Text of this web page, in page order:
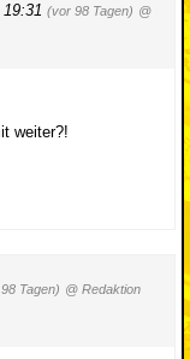
(vor 98 Tagen) @
weiter?!
Tagen) @ Redaktion